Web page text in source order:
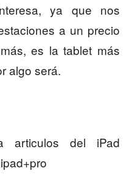
ya que nos
a un precio
es la tablet más
algo será.
articulos del iPad